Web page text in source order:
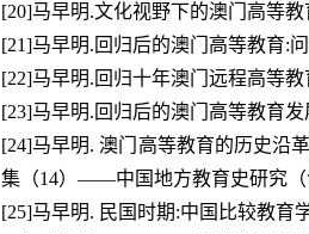
[20]马早明.文化视野下的澳门高等教
[21]马早明.回归后的澳门高等教育:
[22]马早明.回归十年澳门远程高等
[23]马早明.回归后的澳门高等教育
[24]马早明. 澳门高等教育的历史沿
集（14）——中国地方教育史研究（
[25]马早明. 民国时期:中国比较教育